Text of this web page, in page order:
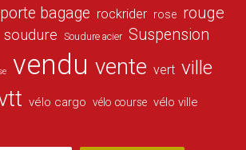
porte bagage rockrider rose rouge
soudure Soudure acier Suspension
vendu vente vert ville
vélo cargo vélo course vélo ville